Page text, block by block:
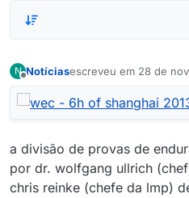
N Notíciasescreveu em 28 de
última edição por
a divisão de provas de
por dr. wolfgang ullrich
chris reinke (chefe da lmp)